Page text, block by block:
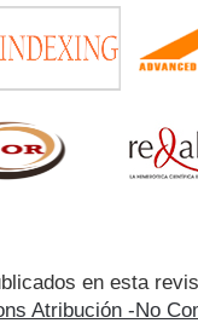
en esta
Atribución -No